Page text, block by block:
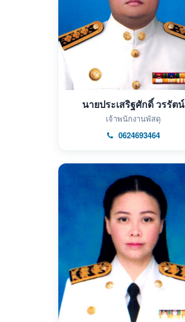
นายประเสริฐศักดิ์ วรรัตน์
เจ้าพนักงานพัสดุ
0624693464